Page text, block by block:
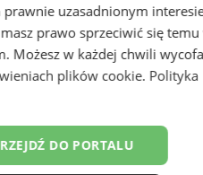
prawnie uzasadnionym
prawo sprzeciwić się temu
. Możesz w każdej chwili
plików cookie. Polityka
DO PORTALU